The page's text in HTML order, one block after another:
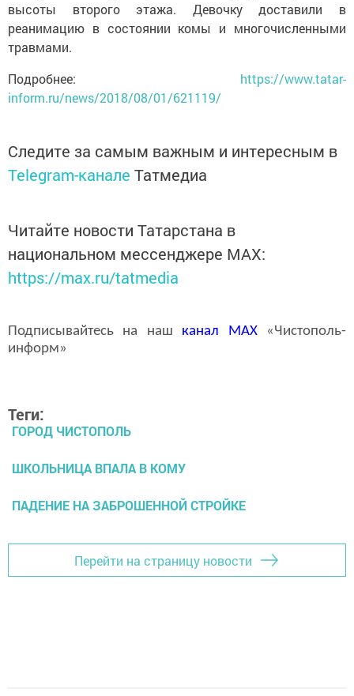
высоты второго этажа. Девочку доставили в
реанимацию в состоянии комы и многочисленными
травмами.
Подробнее: https://www.tatar-
inform.ru/news/2018/08/01/621119/
Следите за самым важным и интересным в
Telegram-канале Татмедиа
Читайте новости Татарстана в
национальном мессенджере MАХ:
https://max.ru/tatmedia
Подписывайтесь на наш канал MAX«Чистополь-
информ»
Теги:
ГОРОД ЧИСТОПОЛЬ
ШКОЛЬНИЦА ВПАЛА В КОМУ
ПАДЕНИЕ НА ЗАБРОШЕННОЙ СТРОЙКЕ
Перейти на страницу новости